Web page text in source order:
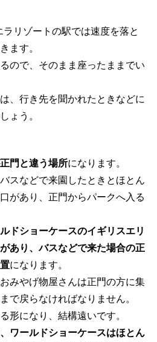
リゾートの駅では速度を落と
ます。
ので、そのまま座ったままでい
、行き先を聞かれたときなどに
ょう。
門と違う場所になります。
スなどで来園したときとほとん
があり、正門からパークへ入る
ドショーケースのイギリスエリ
あり、バスなどで来た場合の正
になります。
みやげ物屋さんは正門の方に集
で戻らなければなりません。
形になり、結構遠いです。
ワールドショーケースはほとん